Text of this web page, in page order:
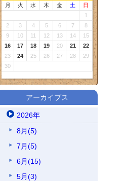
月 火 水 木 金 土
日
1
2
3 4 5 6 7
8
9
10 11 12 13 14
15
16
17 18 19 20 21
22
23
24 25 26 27 28
29
30
アーカイブス
2026年
8月(5)
7月(5)
6月(15)
5月(3)